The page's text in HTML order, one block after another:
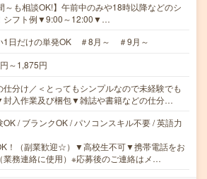
～も相談OK!】午前中のみや18時以降などのシ
シフト例▼9:00～12:00▼…
1日だけの単発OK ＃8月～ ＃9月～
～1,875円
仕分け／＜とってもシンプルなので未経験でも
入作業及び梱包▼雑誌や書籍などの仕分…
OK / ブランクOK / パソコンスキル不要 / 英語力
！（副業歓迎☆）▼高校生不可▼携帯電話をお
業務連絡に使用）※応募後のご連絡はメ…